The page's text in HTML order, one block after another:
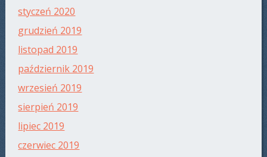
styczeń 2020
grudzień 2019
listopad 2019
październik 2019
wrzesień 2019
sierpień 2019
lipiec 2019
czerwiec 2019